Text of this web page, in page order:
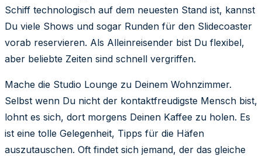
Schiff technologisch auf dem neuesten Stand ist, kannst
Du viele Shows und sogar Runden für den Slidecoaster
vorab reservieren. Als Alleinreisender bist Du flexibel,
aber beliebte Zeiten sind schnell vergriffen.
Mache die Studio Lounge zu Deinem Wohnzimmer.
Selbst wenn Du nicht der kontaktfreudigste Mensch bist,
lohnt es sich, dort morgens Deinen Kaffee zu holen. Es
ist eine tolle Gelegenheit, Tipps für die Häfen
auszutauschen. Oft findet sich jemand, der das gleiche